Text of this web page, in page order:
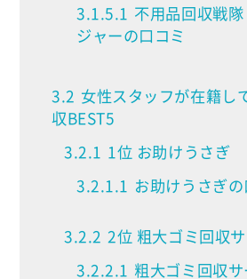
3.1.5.1 不用品回収戦
ジャーの口コミ
3.2 女性スタッフが在籍し
収BEST5
3.2.1 1位 お助けうさぎ
3.2.1.1 お助けうさぎの
3.2.2 2位 粗大ゴミ回収
3.2.2.1 粗大ゴミ回収